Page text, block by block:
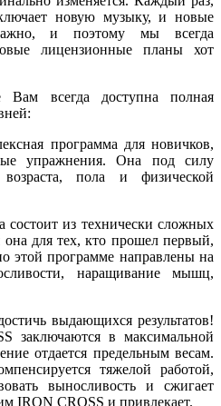
новую музыку, и новые
и поэтому мы всегда
лицензионные планы хот
всегда доступна полная
программа для новичков,
упражнения. Она под силу
пола и физической
из технически сложных
для тех, кто прошел первый,
этой программе направлены на
наращивание мышц,
выдающихся результатов!
заключаются в максимальной
отдается предельным весам.
тяжелой работой,
выносливость и сжигает
IRON CROSS и привлекает.